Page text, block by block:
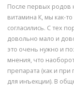
После первых родов
витамина К, мы как-
согласились. С тех
довольно мало и
это очень нужно и
мнения, что
препарата (как и
для инъекции). В